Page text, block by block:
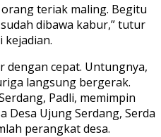
teriak maling. Begitu
dibawa kabur,” tutur
kejadian.
cepat. Untungnya,
langsung bergerak.
Padli, memimpin
Desa Ujung Serdang, Serda
perangkat desa.